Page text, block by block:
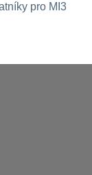
pro MI3